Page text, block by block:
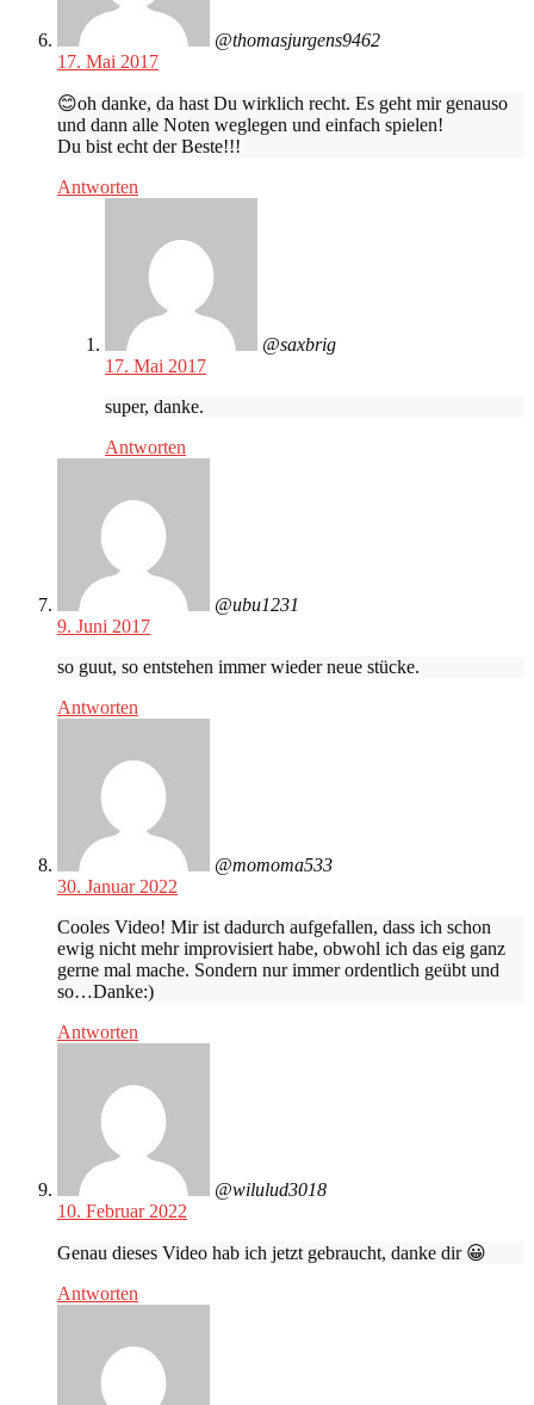
@thomasjurgens9462
17. Mai 2017
😊oh danke, da hast Du wirklich recht. Es geht mir genauso
und dann alle Noten weglegen und einfach spielen!
Du bist echt der Beste!!!
Antworten
@saxbrig
17. Mai 2017
super, danke.
Antworten
@ubu1231
9. Juni 2017
so guut, so entstehen immer wieder neue stücke.
Antworten
@momoma533
30. Januar 2022
Cooles Video! Mir ist dadurch aufgefallen, dass ich schon
ewig nicht mehr improvisiert habe, obwohl ich das eig ganz
gerne mal mache. Sondern nur immer ordentlich geübt und
so…Danke:)
Antworten
@wilulud3018
10. Februar 2022
Genau dieses Video hab ich jetzt gebraucht, danke dir 😀
Antworten